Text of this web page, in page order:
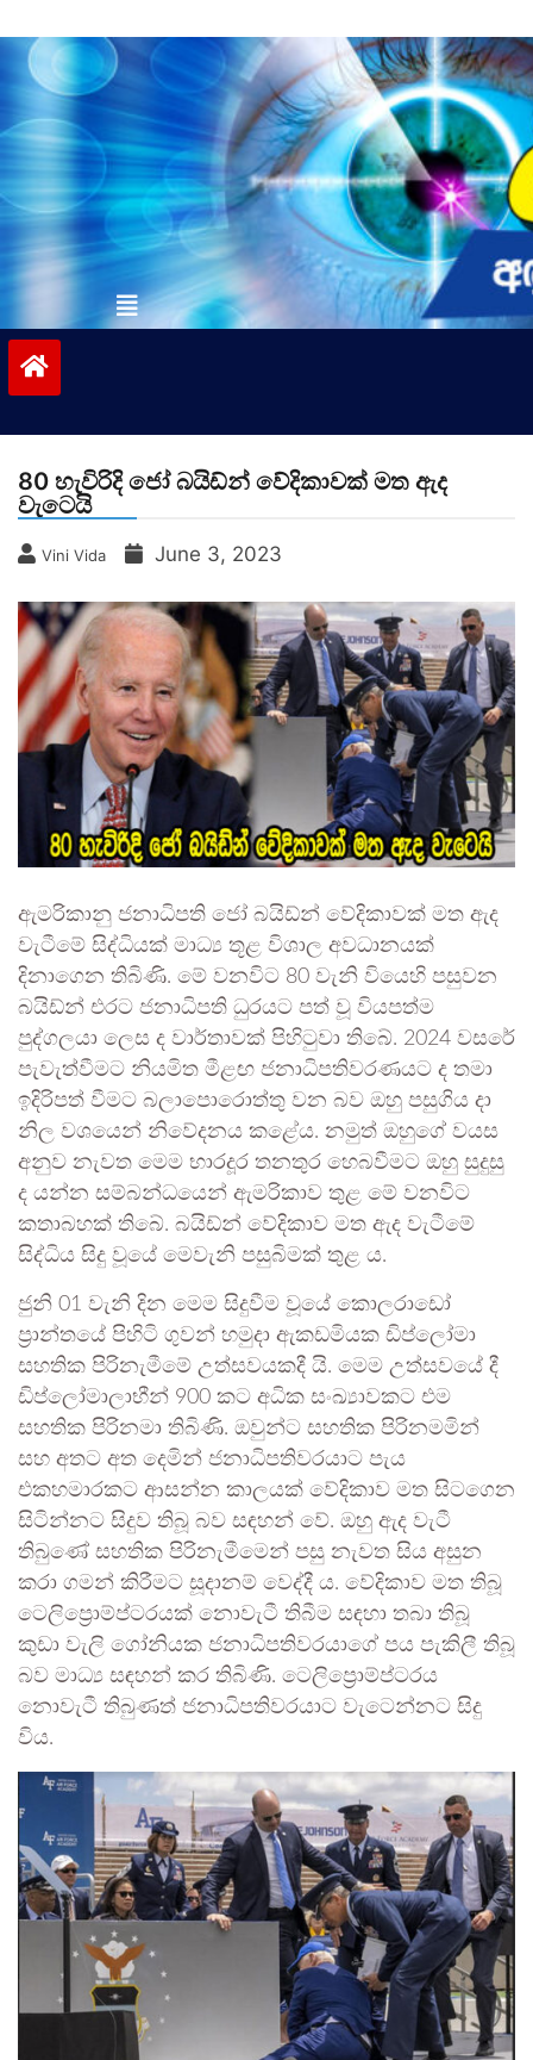
to
contentvinivida.lk
80 හැවිරිදි ජෝ බයිඩ්න් වේදිකාවක් මත ඇද
වැටෙයි
Vini Vida June 3, 2023
ඇමරිකානු ජනාධිපති ජෝ බයිඩ්න් වේදිකාවක් මත ඇද
වැටීමේ සිද්ධියක් මාධ්‍ය තූළ විශාල අවධානයක්
දිනාගෙන තිබිණි. මේ වනවිට 80 වැනි වියෙහි පසුවන
බයිඩ්න් එරට ජනාධිපති ධුරයට පත් වූ වියපත්ම
පුද්ගලයා ලෙස ද වාර්තාවක් පිහිටුවා තිබේ. 2024 වසරේ
පැවැත්වීමට නියමිත මීළඟ ජනාධිපතිවරණයට ද තමා
ඉදිරිපත් වීමට බලාපොරොත්තු වන බව ඔහු පසුගිය දා
නිල වශයෙන් නිවේදනය කළේය. නමුත් ඔහුගේ වයස
අනුව නැවත මෙම භාරදූර තනතුර හෙබවීමට ඔහු සුදුසු
ද යන්න සම්බන්ධයෙන් ඇමරිකාව තුළ මේ වනවිට
කතාබහක් තිබේ. බයිඩ්න් වේදිකාව මත ඇද වැටීමේ
සිද්ධිය සිදු වූයේ මෙවැනි පසුබිමක් තුළ ය.
ජුනි 01 වැනි දින මෙම සිදුවීම වූයේ කොලරාඩෝ
ප්‍රාන්තයේ පිහිටි ගුවන් හමුදා ඇකඩමියක ඩිප්ලෝමා
සහතික පිරිනැමීමේ උත්සවයකදී යි. මෙම උත්සවයේ දී
ඩිප්ලෝමාලාභීන් 900 කට අධික සංඛ්‍යාවකට එම
සහතික පිරිනමා තිබිණි. ඔවුන්ට සහතික පිරිනමමින්
සහ අතට අත දෙමින් ජනාධිපතිවරයාට පැය
එකහමාරකට ආසන්න කාලයක් වේදිකාව මත සිටගෙන
සිටින්නට සිදුව තිබූ බව සඳහන් වේ. ඔහු ඇද වැටී
තිබුණේ සහතික පිරිනැමීමෙන් පසු නැවත සිය අසුන
කරා ගමන් කිරීමට සූදානම් වෙද්දී ය. වේදිකාව මත තිබූ
ටෙලිප්‍රොම්ප්ටරයක් නොවැටී තිබීම සඳහා තබා තිබූ
කුඩා වැලි ගෝනියක ජනාධිපතිවරයාගේ පය පැකිලී තිබූ
බව මාධ්‍ය සඳහන් කර තිබිණි. ටෙලිප්‍රොම්ප්ටරය
නොවැටී තිබුණත් ජනාධිපතිවරයාට වැටෙන්නට සිදු
විය.